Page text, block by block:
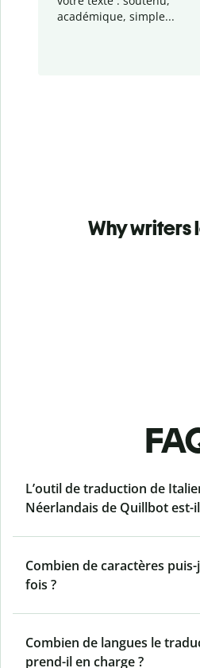
académique, simple...
Why writers
L’outil de traduction de
Néerlandais de Quillbot est-
Combien de caractères
fois ?
Combien de langues le
prend-il en charge ?